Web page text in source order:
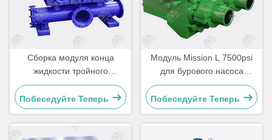
Сборка модуля конца
жидкости тройного
грязевого насоса
Побеседуйте Теперь
Модуль Mission L 7500psi
для бурового насоса
Drillmec 12T1600
Побеседуйте Теперь